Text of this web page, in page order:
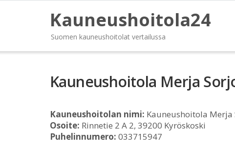
Kauneushoitola24
Suomen kauneushoitolat vertailussa
Kauneushoitola Merja
Kauneushoitolan nimi: Kauneushoitola Merja
Osoite: Rinnetie 2 A 2, 39200 Kyröskoski
Puhelinnumero: 033715947